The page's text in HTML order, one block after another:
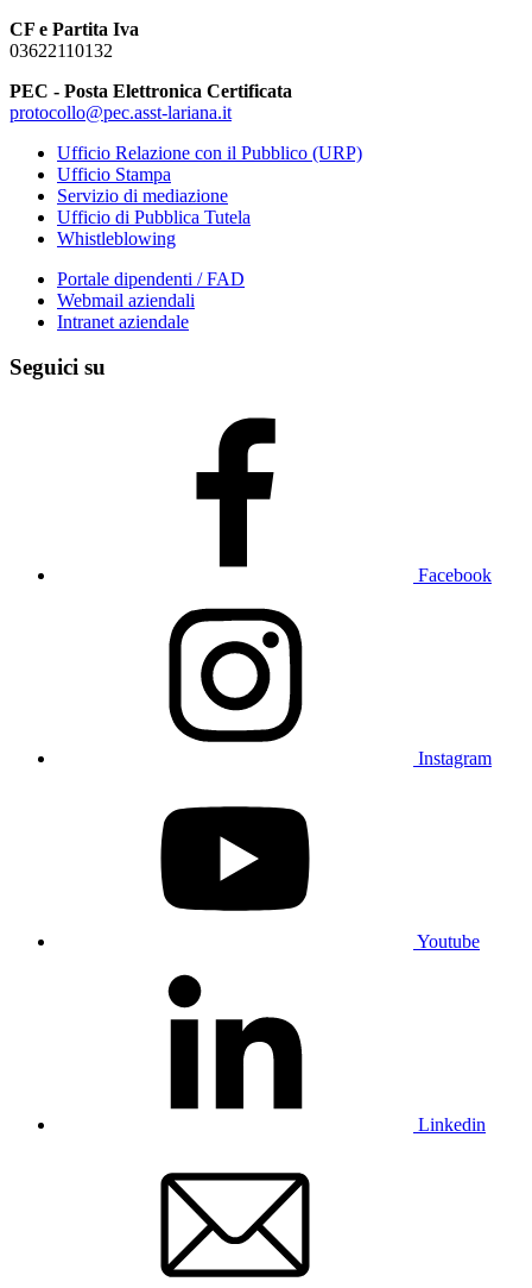
CF e Partita Iva
03622110132
PEC - Posta Elettronica Certificata
protocollo@pec.asst-lariana.it
Ufficio Relazione con il Pubblico (URP)
Ufficio Stampa
Servizio di mediazione
Ufficio di Pubblica Tutela
Whistleblowing
Portale dipendenti / FAD
Webmail aziendali
Intranet aziendale
Seguici su
Facebook
Instagram
Youtube
Linkedin